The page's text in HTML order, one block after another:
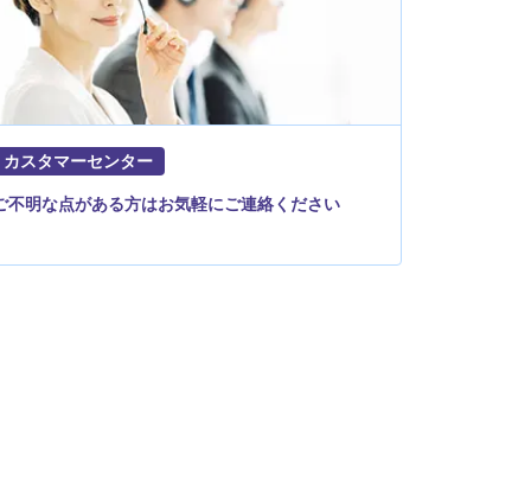
カスタマーセンター
不明な点がある方はお気軽にご連絡ください